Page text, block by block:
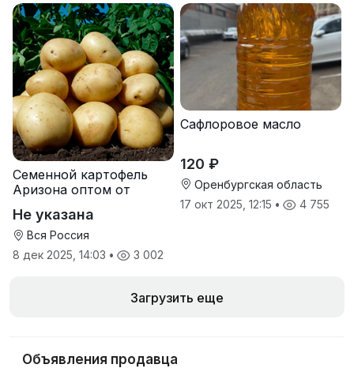
Семенной картофель
Аризона оптом от
Не указана
Вся Россия
8 дек 2025, 14:03 • 3 002
Сафлоровое масло
120 ₽
Оренбургская область
17 окт 2025, 12:15 • 4 755
Загрузить еще
Объявления продавца